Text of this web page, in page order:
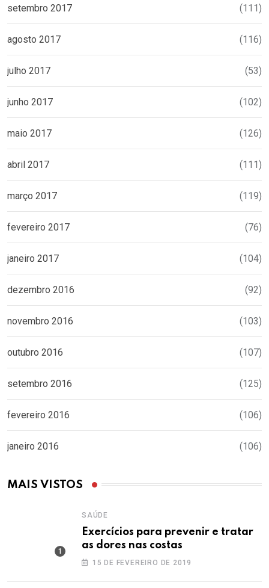
setembro 2017 (111)
agosto 2017 (116)
julho 2017 (53)
junho 2017 (102)
maio 2017 (126)
abril 2017 (111)
março 2017 (119)
fevereiro 2017 (76)
janeiro 2017 (104)
dezembro 2016 (92)
novembro 2016 (103)
outubro 2016 (107)
setembro 2016 (125)
fevereiro 2016 (106)
janeiro 2016 (106)
MAIS VISTOS
SAÚDE
Exercícios para prevenir e tratar
as dores nas costas
15 DE FEVEREIRO DE 2019